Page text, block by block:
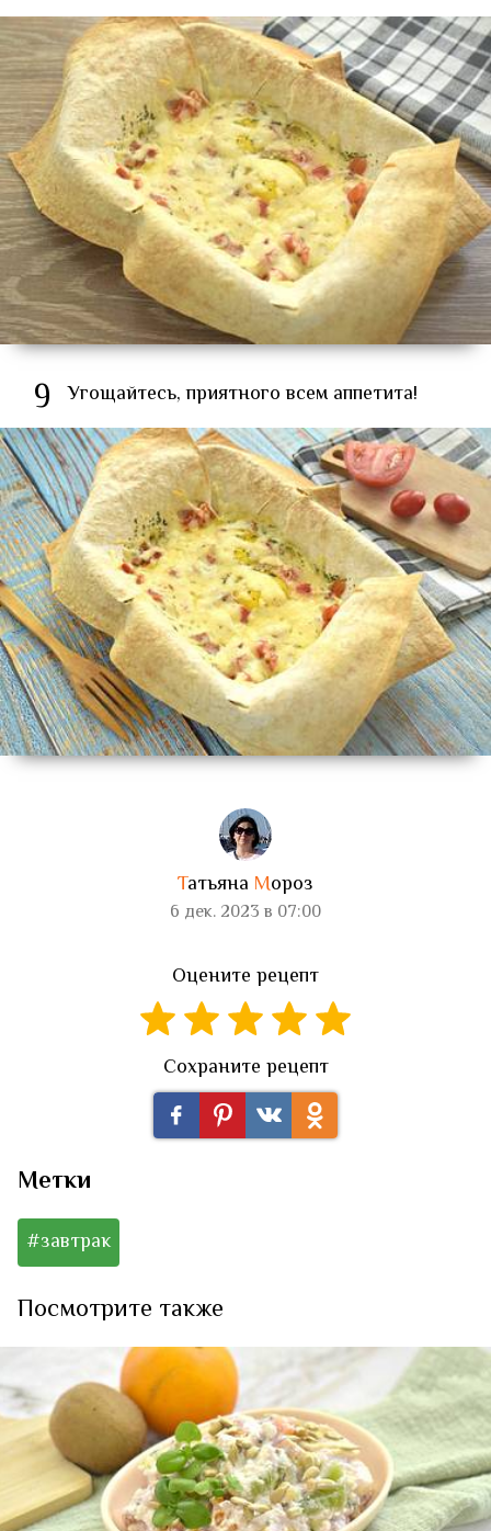
9 Угощайтесь, приятного всем аппетита!
Татьяна Мороз
6 дек. 2023 в 07:00
Оцените рецепт
Сохраните рецепт
Метки
#завтрак
Посмотрите также